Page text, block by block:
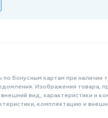
по бонусным картам при
Изображения товара,
вид, характеристики и
комплектацию и